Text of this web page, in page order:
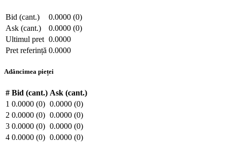
Bid (cant.)
0.0000 (0)
Ask (cant.)
0.0000 (0)
Ultimul pret 0.0000
Pret referință 0.0000
Adâncimea pieței
# Bid (cant.) Ask (cant.)
1 0.0000 (0) 0.0000 (0)
2 0.0000 (0) 0.0000 (0)
3 0.0000 (0) 0.0000 (0)
4 0.0000 (0) 0.0000 (0)